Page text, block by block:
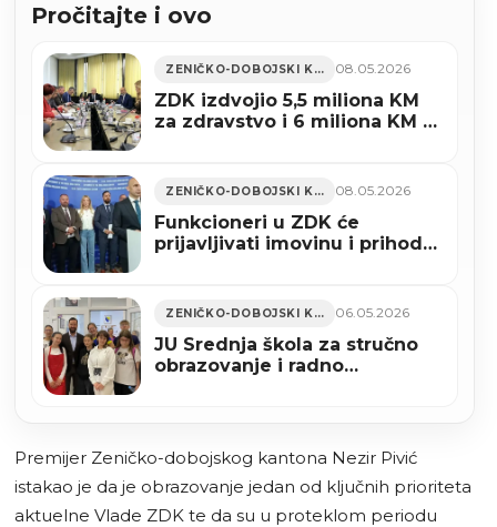
Pročitajte i ovo
ZENIČKO-DOBOJSKI KANTON 08.05.2026
ZDK izdvojio 5,5 miliona KM
za zdravstvo i 6 miliona KM za
ZENIČKO-DOBOJSKI KANTON 08.05.2026
Funkcioneri u ZDK će
prijavljivati imovinu i prihode
ZENIČKO-DOBOJSKI KANTON 06.05.2026
JU Srednja škola za stručno
obrazovanje i radno
Premijer Zeničko-dobojskog kantona Nezir Pivić
istakao je da je obrazovanje jedan od ključnih prioriteta
aktuelne Vlade ZDK te da su u proteklom periodu